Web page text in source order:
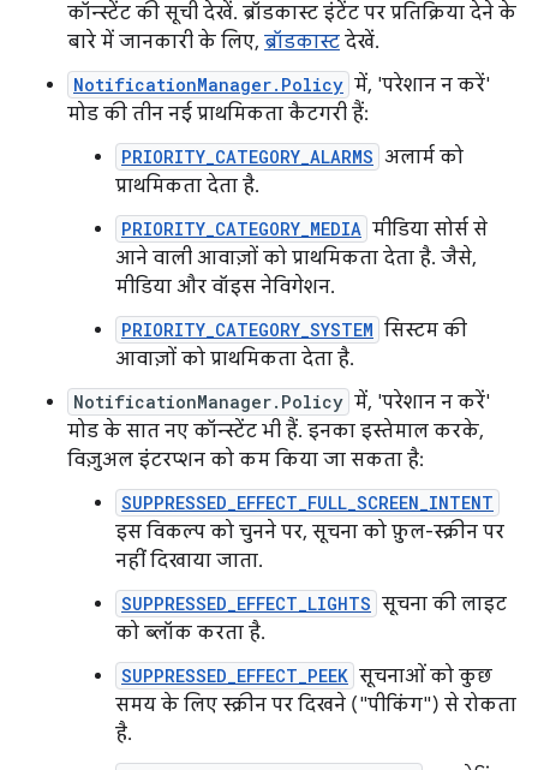
कॉन्स्टेंट की सूची देखें. ब्रॉडकास्ट इंटेंट पर प्रतिक्रिया देने के
बारे में जानकारी के लिए, ब्रॉडकास्ट देखें.
NotificationManager.Policy में, 'परेशान न करें'
मोड की तीन नई प्राथमिकता कैटगरी हैं:
PRIORITY_CATEGORY_ALARMS अलार्म को
प्राथमिकता देता है.
PRIORITY_CATEGORY_MEDIA मीडिया सोर्स से
आने वाली आवाज़ों को प्राथमिकता देता है. जैसे,
मीडिया और वॉइस नेविगेशन.
PRIORITY_CATEGORY_SYSTEM सिस्टम की
आवाज़ों को प्राथमिकता देता है.
NotificationManager.Policy में, 'परेशान न करें'
मोड के सात नए कॉन्स्टेंट भी हैं. इनका इस्तेमाल करके,
विज़ुअल इंटरप्शन को कम किया जा सकता है:
SUPPRESSED_EFFECT_FULL_SCREEN_INTENT
इस विकल्प को चुनने पर, सूचना को फ़ुल-स्क्रीन पर
नहीं दिखाया जाता.
SUPPRESSED_EFFECT_LIGHTS सूचना की लाइट
को ब्लॉक करता है.
SUPPRESSED_EFFECT_PEEK सूचनाओं को कुछ
समय के लिए स्क्रीन पर दिखने ("पीकिंग") से रोकता
है.